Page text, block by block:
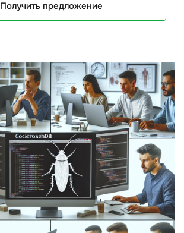
Получить предложение